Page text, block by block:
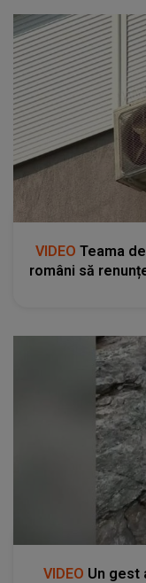
VIDEO Teama
români să
VIDEO Un gest